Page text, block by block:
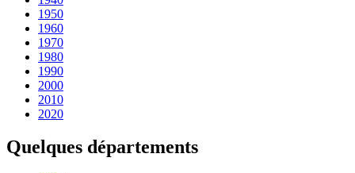
1950
1960
1970
1980
1990
2000
2010
2020
Quelques départements